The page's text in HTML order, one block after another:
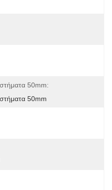
50mm:
50mm